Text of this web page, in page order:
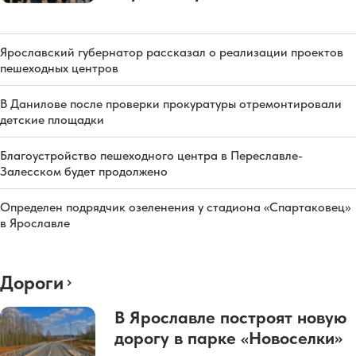
Ярославский губернатор рассказал о реализации проектов
пешеходных центров
В Данилове после проверки прокуратуры отремонтировали
детские площадки
Благоустройство пешеходного центра в Переславле-
Залесском будет продолжено
Определен подрядчик озеленения у стадиона «Спартаковец»
в Ярославле
Дороги
В Ярославле построят новую
дорогу в парке «Новоселки»